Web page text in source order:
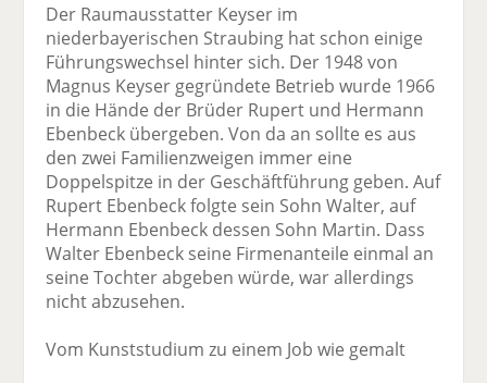
Der Raumausstatter Keyser im
niederbayerischen Straubing hat schon einige
Führungswechsel hinter sich. Der 1948 von
Magnus Keyser gegründete Betrieb wurde 1966
in die Hände der Brüder Rupert und Hermann
Ebenbeck übergeben. Von da an sollte es aus
den zwei Familienzweigen immer eine
Doppelspitze in der Geschäftführung geben. Auf
Rupert Ebenbeck folgte sein Sohn Walter, auf
Hermann Ebenbeck dessen Sohn Martin. Dass
Walter Ebenbeck seine Firmenanteile einmal an
seine Tochter abgeben würde, war allerdings
nicht abzusehen.
Vom Kunststudium zu einem Job wie gemalt